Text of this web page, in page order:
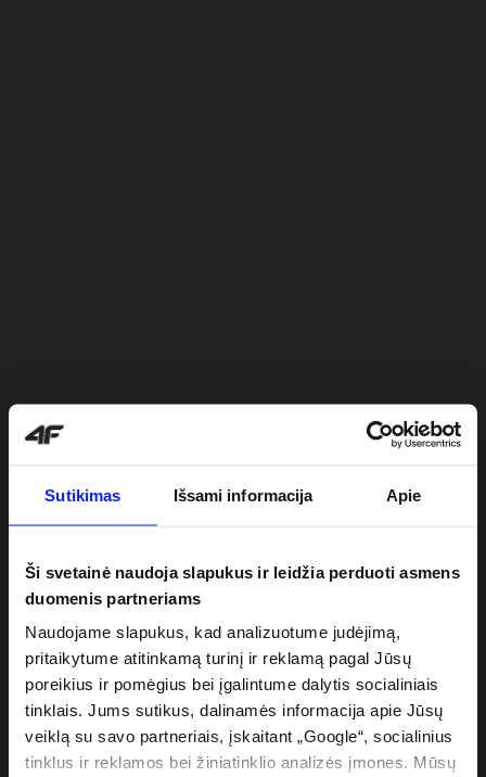
Sutikimas Išsami informacija Apie
Ši svetainė naudoja slapukus ir leidžia perduoti asmens
duomenis partneriams
Naudojame slapukus, kad analizuotume judėjimą,
pritaikytume atitinkamą turinį ir reklamą pagal Jūsų
poreikius ir pomėgius bei įgalintume dalytis socialiniais
tinklais. Jums sutikus, dalinamės informacija apie Jūsų
veiklą su savo partneriais, įskaitant „Google“, socialinius
tinklus ir reklamos bei žiniatinklio analizės įmones. Mūsų